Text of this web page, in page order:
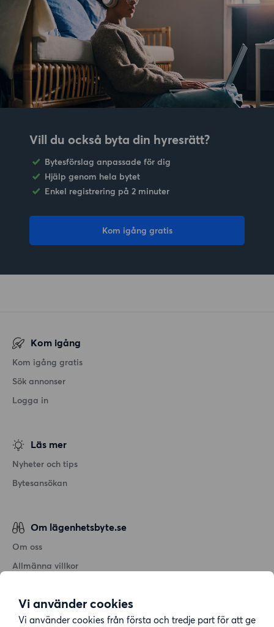
Vi använder cookies
Vi använder cookies från första och tredje part för att ge
Vill du också byta din hyresrätt?
Bytesförslag anpassade för dig
Hjälp genom hela bytet
Enkel registrering på 2 minuter
Kom igång gratis
Kom igång
Kom igång gratis
Sök annonser
Logga in
Läs mer
Nyheter och tips
Bytesansökan
Om lägenhetsbyte.se
Om oss
Allmänna villkor
Cookiepolicy
Sitemap